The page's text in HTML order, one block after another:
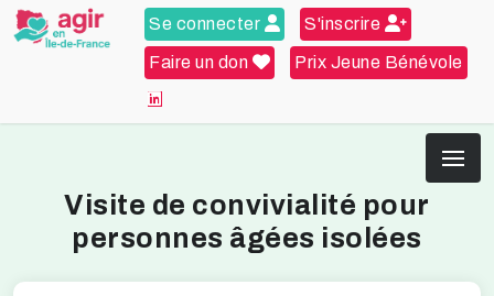
Se connecter S'inscrire
Faire un don Prix Jeune Bénévole
Visite de convivialité pour
personnes âgées isolées